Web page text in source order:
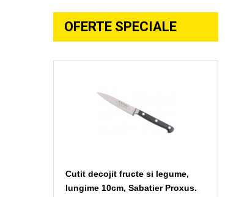
OFERTE SPECIALE
Cutit decojit fructe si legume,
lungime 10cm, Sabatier Proxus.